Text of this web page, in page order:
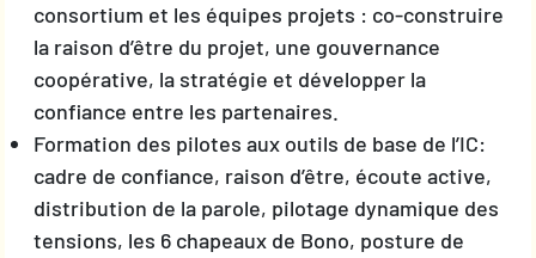
consortium et les équipes projets : co-construire
la raison d’être du projet, une gouvernance
coopérative, la stratégie et développer la
confiance entre les partenaires.
Formation des pilotes aux outils de base de l’IC:
cadre de confiance, raison d’être, écoute active,
distribution de la parole, pilotage dynamique des
tensions, les 6 chapeaux de Bono, posture de